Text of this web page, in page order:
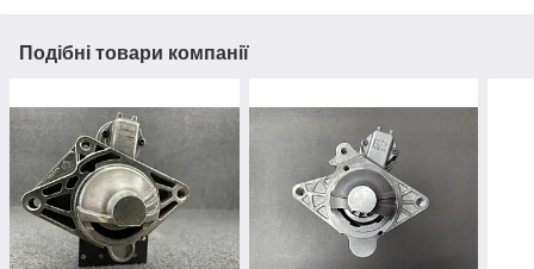
Подібні товари компанії